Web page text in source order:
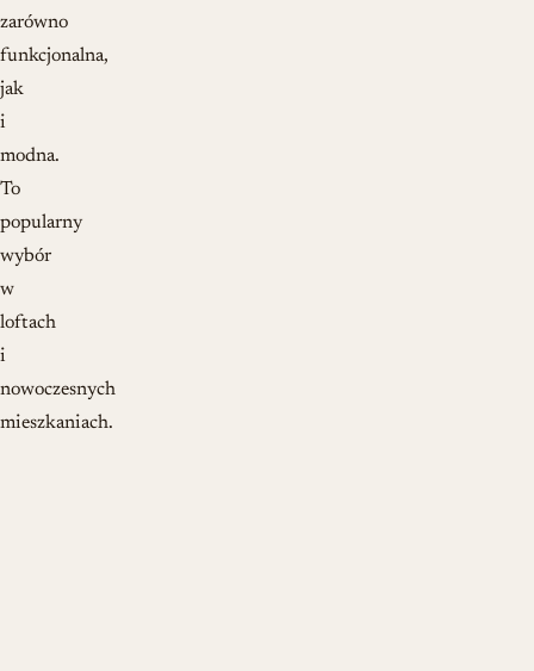
zarówno
funkcjonalna,
jak
i
modna.
To
popularny
wybór
w
loftach
i
nowoczesnych
mieszkaniach.